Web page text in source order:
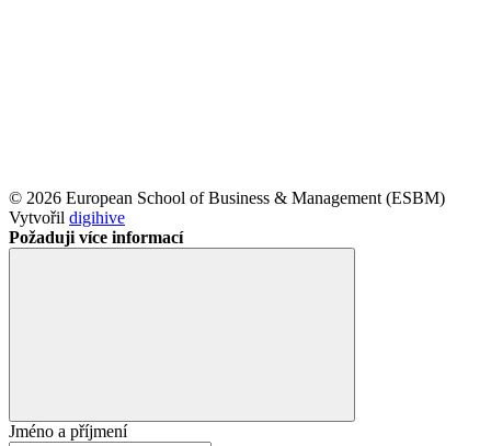
© 2026 European School of Business & Management (ESBM)
Vytvořil digihive
Požaduji více informací
Jméno a příjmení